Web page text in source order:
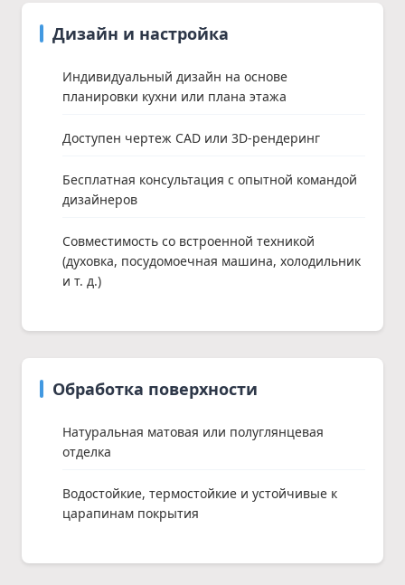
Дизайн и настройка
Индивидуальный дизайн на основе
планировки кухни или плана этажа
Доступен чертеж CAD или 3D-рендеринг
Бесплатная консультация с опытной командой
дизайнеров
Совместимость со встроенной техникой
(духовка, посудомоечная машина, холодильник
и т. д.)
Обработка поверхности
Натуральная матовая или полуглянцевая
отделка
Водостойкие, термостойкие и устойчивые к
царапинам покрытия